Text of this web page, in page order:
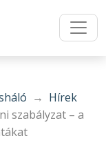
Hírek
szabályzat – a